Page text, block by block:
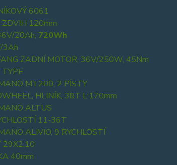
6061
ZDVIH 120mm
20Ah, 720Wh
3Ah
ZADNÍ MOTOR, 36V/250W, 45Nm
TYPE
MT200, 2 PÍSTY
HLINÍK, 38T L:170mm
ALTUS
11-36T
ALIVIO, 9 RYCHLOSTÍ
29X2,10
40mm